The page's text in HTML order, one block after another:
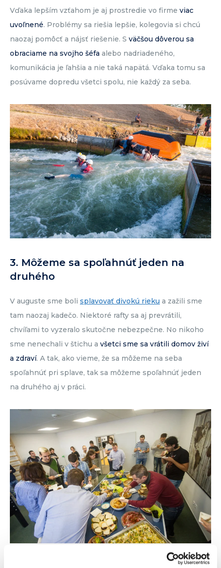
Vďaka lepším vzťahom je aj prostredie vo firme viac
uvoľnené. Problémy sa riešia lepšie, kolegovia si chcú
naozaj pomôcť a nájsť riešenie. S väčšou dôverou sa
obraciame na svojho šéfa alebo nadriadeného,
komunikácia je ľahšia a nie taká napätá. Vďaka tomu sa
posúvame dopredu všetci spolu, nie každý za seba.
3. Môžeme sa spoľahnúť jeden na
druhého
V auguste sme boli splavovať divokú rieku a zažili sme
tam naozaj kadečo. Niektoré rafty sa aj prevrátili,
chvíľami to vyzeralo skutočne nebezpečne. No nikoho
sme nenechali v štichu a všetci sme sa vrátili domov živí
a zdraví. A tak, ako vieme, že sa môžeme na seba
spoľahnúť pri splave, tak sa môžeme spoľahnúť jeden
na druhého aj v práci.